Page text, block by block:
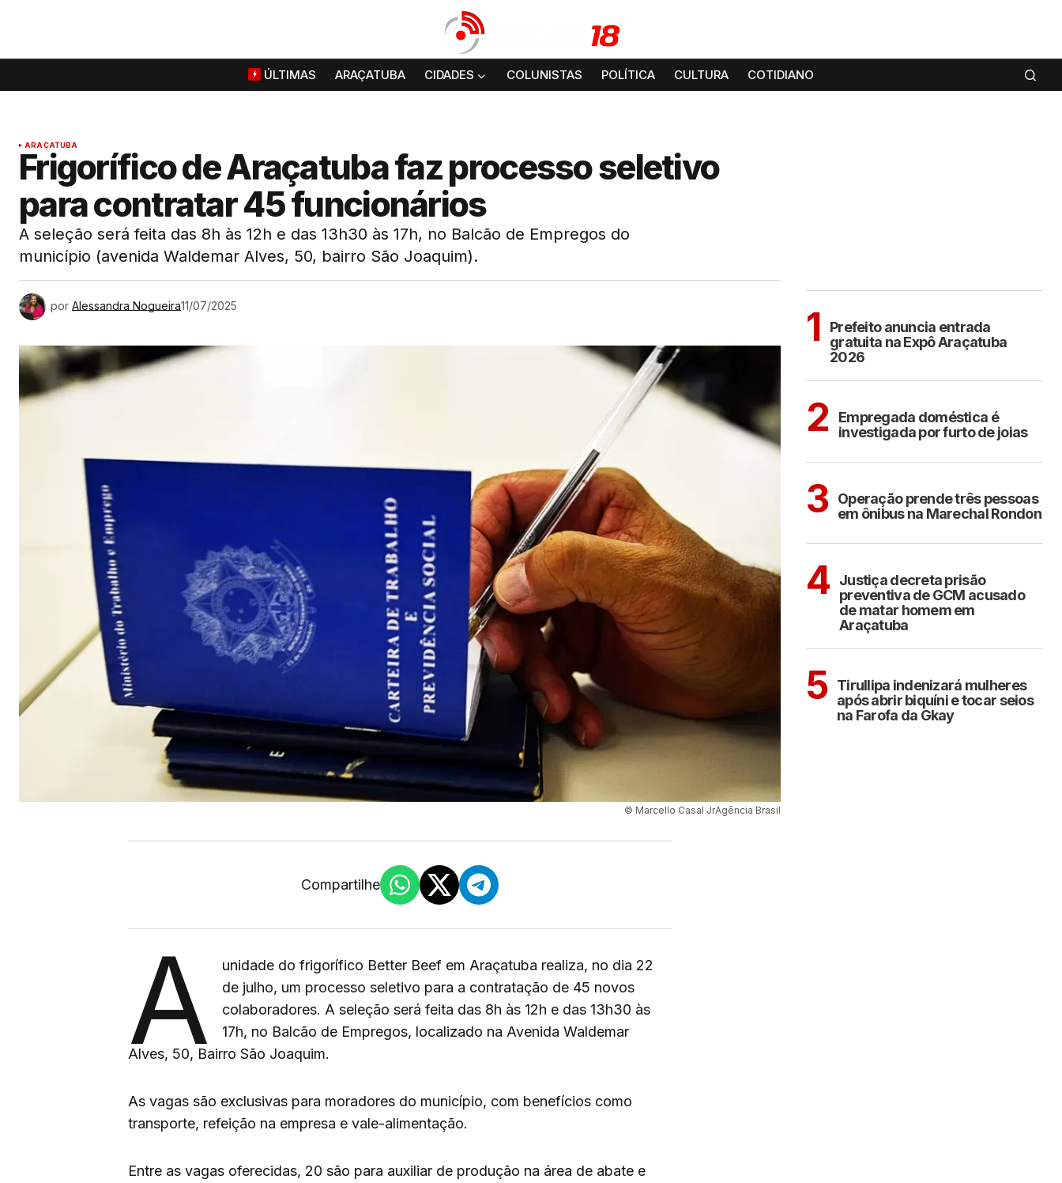
ÚLTIMAS ARAÇATUBA CIDADES COLUNISTAS POLÍTICA CULTURA COTIDIANO
ARAÇATUBA
Frigorífico de Araçatuba faz processo seletivo
para contratar 45 funcionários
A seleção será feita das 8h às 12h e das 13h30 às 17h, no Balcão de Empregos do
município (avenida Waldemar Alves, 50, bairro São Joaquim).
por Alessandra Nogueira11/07/2025
© Marcello Casal JrAgência Brasil
Compartilhe
A
unidade do frigorífico Better Beef em Araçatuba realiza, no dia 22
de julho, um processo seletivo para a contratação de 45 novos
colaboradores. A seleção será feita das 8h às 12h e das 13h30 às
17h, no Balcão de Empregos, localizado na Avenida Waldemar
Alves, 50, Bairro São Joaquim.
As vagas são exclusivas para moradores do município, com benefícios como
transporte, refeição na empresa e vale-alimentação.
Entre as vagas oferecidas, 20 são para auxiliar de produção na área de abate e
1
Prefeito anuncia entrada
gratuita na Expô Araçatuba
2026
2
Empregada doméstica é
investigada por furto de joias
3 Operação prende três pessoas
em ônibus na Marechal Rondon
4
Justiça decreta prisão
preventiva de GCM acusado
de matar homem em
Araçatuba
5 Tirullipa indenizará mulheres
após abrir biquíni e tocar seios
na Farofa da Gkay